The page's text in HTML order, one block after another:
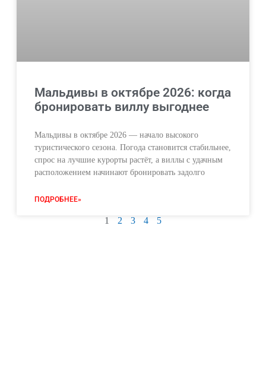
Мальдивы в октябре 2026: когда
бронировать виллу выгоднее
Мальдивы в октябре 2026 — начало высокого
туристического сезона. Погода становится стабильнее,
спрос на лучшие курорты растёт, а виллы с удачным
расположением начинают бронировать задолго
ПОДРОБНЕЕ»
1 2 3 4 5